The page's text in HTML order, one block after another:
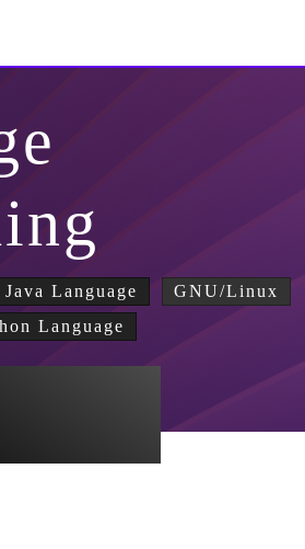
Java Language
GNU/Linux
Language